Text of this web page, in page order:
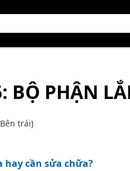
: BỘ PHẬN
trái)
hay cần sửa chữa?